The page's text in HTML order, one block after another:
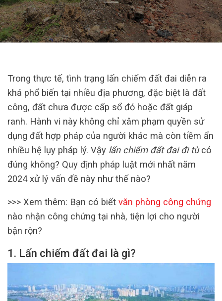
Trong thực tế, tình trạng lấn chiếm đất đai diễn ra
khá phổ biến tại nhiều địa phương, đặc biệt là đất
công, đất chưa được cấp sổ đỏ hoặc đất giáp
ranh. Hành vi này không chỉ xâm phạm quyền sử
dụng đất hợp pháp của người khác mà còn tiềm ẩn
nhiều hệ lụy pháp lý. Vậy lấn chiếm đất đai đi tùcó
đúng không? Quy định pháp luật mới nhất năm
2024 xử lý vấn đề này như thế nào?
>>> Xem thêm: Bạn có biết văn phòng công chứng
nào nhận công chứng tại nhà, tiện lợi cho người
bận rộn?
1. Lấn chiếm đất đai là gì?